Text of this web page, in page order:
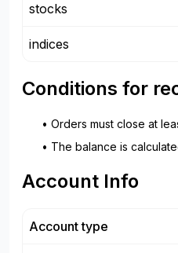
stocks
indices
Conditions for
• Orders must close at
• The balance is
Account Info
Account type